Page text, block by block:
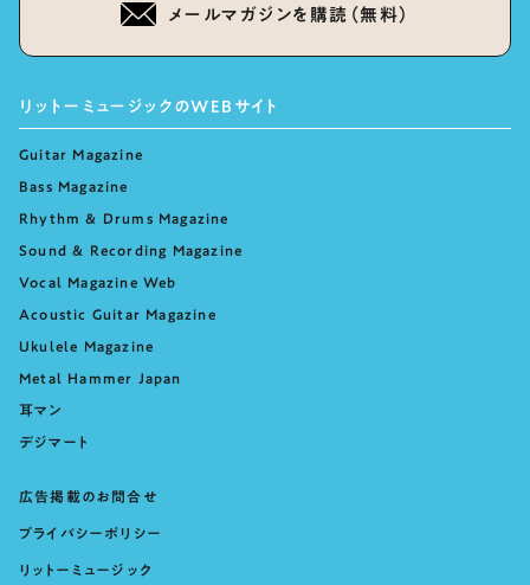
メールマガジンを購読（無料）
リットーミュージックのWEBサイト
Guitar Magazine
Bass Magazine
Rhythm & Drums Magazine
Sound & Recording Magazine
Vocal Magazine Web
Acoustic Guitar Magazine
Ukulele Magazine
Metal Hammer Japan
耳マン
デジマート
広告掲載のお問合せ
プライバシーポリシー
リットーミュージック